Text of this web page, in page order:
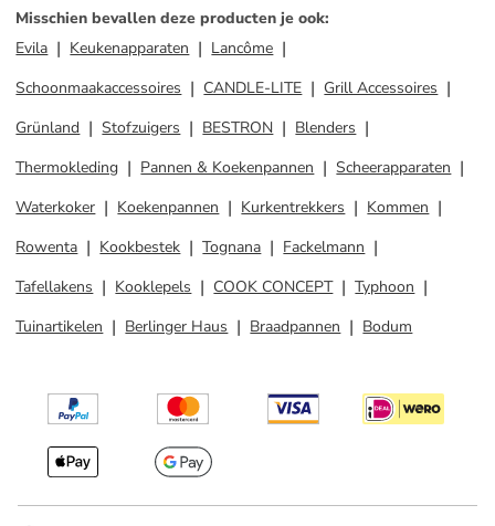
Misschien bevallen deze producten je ook:
Evila
Keukenapparaten
Lancôme
Schoonmaakaccessoires
CANDLE-LITE
Grill Accessoires
Grünland
Stofzuigers BESTRON
Blenders
Thermokleding
Pannen & Koekenpannen
Scheerapparaten
Waterkoker
Koekenpannen Kurkentrekkers
Kommen
Rowenta
Kookbestek Tognana
Fackelmann
Tafellakens
Kooklepels COOK CONCEPT
Typhoon
Tuinartikelen
Berlinger Haus Braadpannen Bodum